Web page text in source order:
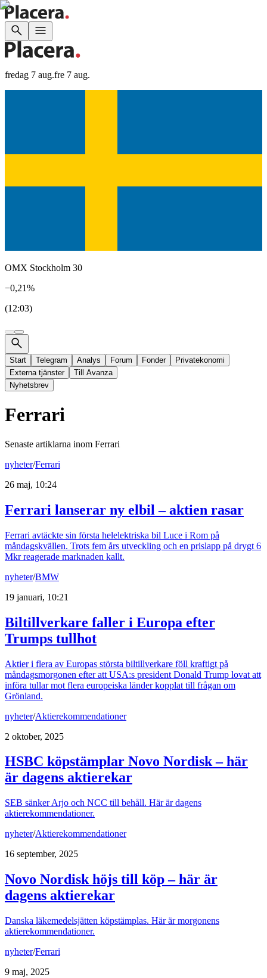
fredag 7 aug.fre 7 aug.
OMX Stockholm 30
−0,21%
(12:03)
Start Telegram Analys Forum Fonder
Privatekonomi
Externa tjänster
Till Avanza
Nyhetsbrev
Ferrari
Senaste artiklarna inom Ferrari
nyheter/Ferrari
26 maj, 10:24
Ferrari lanserar ny elbil – aktien rasar
Ferrari avtäckte sin första helelektriska bil Luce i Rom på
måndagskvällen. Trots fem års utveckling och en prislapp på drygt 6
Mkr reagerade marknaden kallt.
nyheter/BMW
19 januari, 10:21
Biltillverkare faller i Europa efter
Trumps tullhot
Aktier i flera av Europas största biltillverkare föll kraftigt på
måndagsmorgonen efter att USA:s president Donald Trump lovat att
införa tullar mot flera europeiska länder kopplat till frågan om
Grönland.
nyheter/Aktierekommendationer
2 oktober, 2025
HSBC köpstämplar Novo Nordisk – här
är dagens aktierekar
SEB sänker Arjo och NCC till behåll. Här är dagens
aktierekommendationer.
nyheter/Aktierekommendationer
16 september, 2025
Novo Nordisk höjs till köp – här är
dagens aktierekar
Danska läkemedelsjätten köpstämplas. Här är morgonens
aktierekommendationer.
nyheter/Ferrari
9 maj, 2025